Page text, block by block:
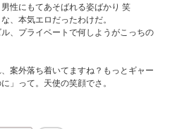
性にもてあそばれる姿ばかり 笑
、本気エロだったわけだ。
、プライベートで何しようがこっちの
案外落ち着いてますね？もっとギャー
」って。天使の笑顔でさ。